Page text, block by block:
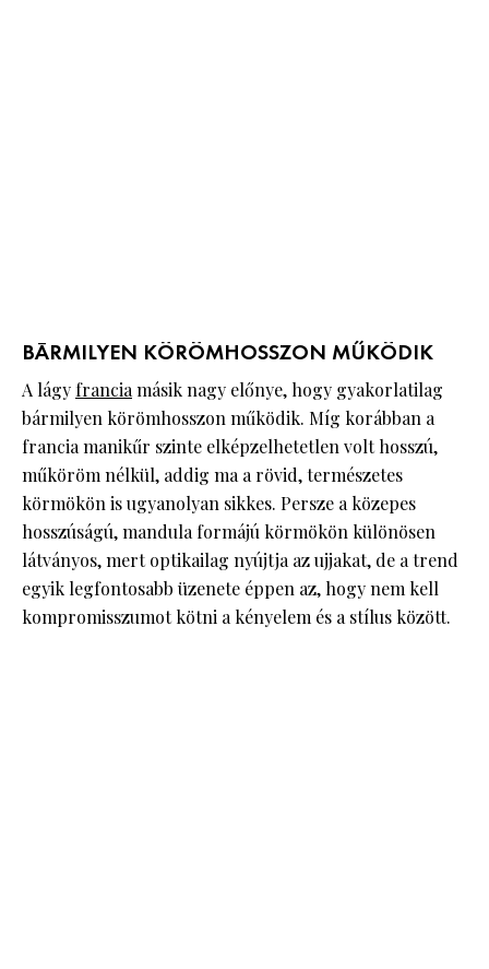
BÁRMILYEN KÖRÖMHOSSZON MŰKÖDIK
A lágy franciamásik nagy előnye, hogy gyakorlatilag
bármilyen körömhosszon működik. Míg korábban a
francia manikűr szinte elképzelhetetlen volt hosszú,
műköröm nélkül, addig ma a rövid, természetes
körmökön is ugyanolyan sikkes. Persze a közepes
hosszúságú, mandula formájú körmökön különösen
látványos, mert optikailag nyújtja az ujjakat, de a trend
egyik legfontosabb üzenete éppen az, hogy nem kell
kompromisszumot kötni a kényelem és a stílus között.